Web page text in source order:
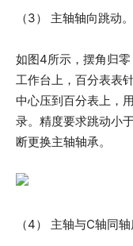
（3） 主轴轴向跳动。
如图4所示，摆角归
工作台上，百分表表
中心压到百分表上，
录。精度要求跳动小
断更换主轴轴承。
（4） 主轴与C轴同轴